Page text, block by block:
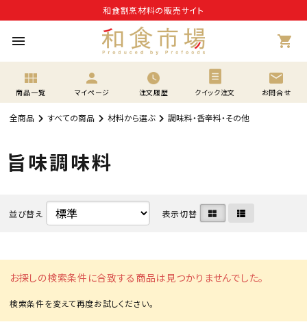
和食割烹材料の販売サイト
menu shopping_cart
view_module
商品一覧
person
マイページ 注文履歴 クイック注文
mail
お問合せ
全商品 すべての商品 材料から選ぶ 調味料・香辛料・その他
旨味調味料
並び替え 表示切替
お探しの検索条件に合致する商品は見つかりませんでした。